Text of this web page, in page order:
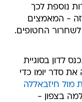
נוספת לכך
- המאמצים
החטופים.
לדון בסוגיית
סדר יומו כדי
מול חיזבאללה
בצפון -